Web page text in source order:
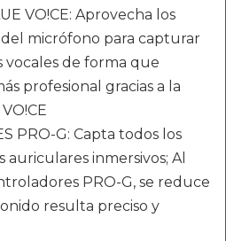
VO!CE: Aprovecha los
micrófono para capturar
vocales de forma que
profesional gracias a la
PRO-G: Capta todos los
auriculares inmersivos; Al
PRO-G, se reduce
resulta preciso y